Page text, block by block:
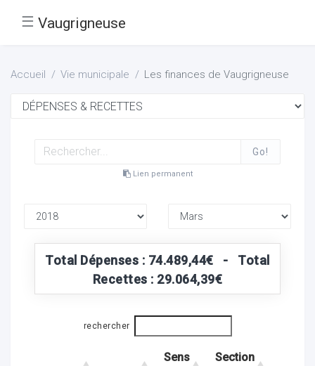
☰ Vaugrigneuse
Accueil Vie municipale Les finances de Vaugrigneuse
Go!
Lien permanent
Total Dépenses : 74.489,44€ - Total
Recettes : 29.064,39€
rechercher
Sens
Section